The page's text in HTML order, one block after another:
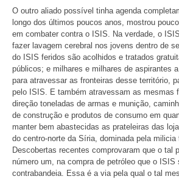
O outro aliado possível tinha agenda
longo dos últimos poucos anos, mostrou
em combater contra o ISIS. Na verdade, o
fazer lavagem cerebral nos jovens dentro de
do ISIS feridos são acolhidos e tratados
públicos; e milhares e milhares de aspirantes a
para atravessar as fronteiras desse território,
pelo ISIS. E também atravessam as mesmas
direção toneladas de armas e munição,
de construção e produtos de consumo em
manter bem abastecidas as prateleiras das
do centro-norte da Síria, dominada pela milicia
Descobertas recentes comprovaram que o tal
número um, na compra de petróleo que o ISIS
contrabandeia. Essa é a via pela qual o tal